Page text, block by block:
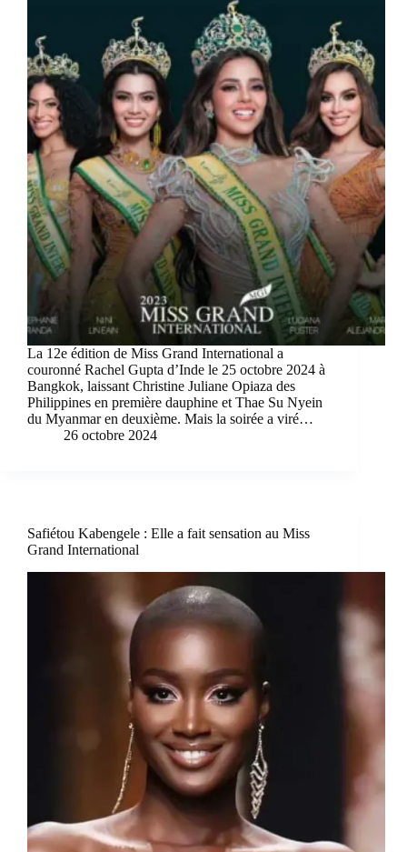
La 12e édition de Miss Grand International a
couronné Rachel Gupta d’Inde le 25 octobre 2024 à
Bangkok, laissant Christine Juliane Opiaza des
Philippines en première dauphine et Thae Su Nyein
du Myanmar en deuxième. Mais la soirée a viré…
26 octobre 2024
Safiétou Kabengele : Elle a fait sensation au Miss
Grand International